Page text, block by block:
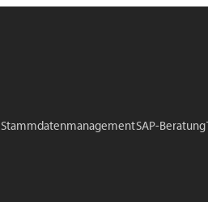
StammdatenmanagementSAP-Beratung